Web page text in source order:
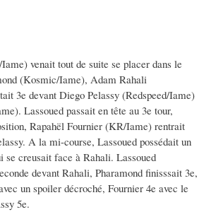
venait tout de suite se placer dans le
(Kosmic/Iame), Adam Rahali
3e devant Diego Pelassy (Redspeed/Iame)
Lassoued passait en tête au 3e tour,
Rapahël Fournier (KR/Iame) rentrait
A la mi-course, Lassoued possédait un
se creusait face à Rahali. Lassoued
devant Rahali, Pharamond finisssait 3e,
un spoiler décroché, Fournier 4e avec le
5e.